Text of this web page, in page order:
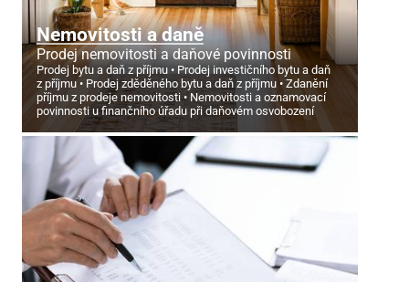
Nemovitosti a daně
Prodej nemovitosti a daňové povinnosti
Prodej bytu a daň z příjmu
Prodej investičního bytu a daň
z příjmu
Prodej zděděného bytu a daň z příjmu
Zdanění
příjmu z prodeje nemovitosti
Nemovitosti a oznamovací
povinnosti u finančního úřadu při daňovém osvobození